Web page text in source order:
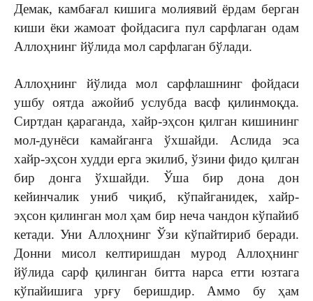
Демак, камбағал кишига молиявий ёрдам берган
киши ёки жамоат фойдасига пул сарфлаган одам
Аллоҳнинг йўлида мол сарфлаган бўлади.
Аллоҳнинг йўлида мол сарфлашнинг фойдаси
ушбу оятда ажойиб услубда васф қилинмоқда.
Сиртдан қараганда, хайр-эҳсон қилган кишининг
мол-дунёси камайганга ўхшайди. Аслида эса
хайр-эҳсон худди ерга экилиб, ўзини фидо қилган
бир донга ўхшайди. Ўша бир дона дон
кейинчалик униб чиқиб, кўпайганидек, хайр-
эҳсон қилинган мол ҳам бир неча чандон кўпайиб
кетади. Уни Аллоҳнинг Ўзи кўпайтириб беради.
Донни мисол келтиришдан мурод Аллоҳнинг
йўлида сарф қилинган битта нарса етти юзтага
кўпайишига урғу беришдир. Аммо бу ҳам